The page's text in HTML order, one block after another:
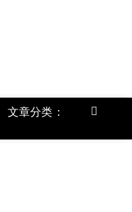
文章分类：
Toggle